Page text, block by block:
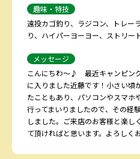
趣味・特技
遠投カゴ釣り、ラジコン、トレー
り、ハイパーヨーヨー、ストリー
メッセージ
こんにちわ〜♪ 最近キャンピン
に入りました近藤です！小さい頃
たこともあり、パソコンやスマホ
行ってまいりましたので、その経
しました。ご来店のお客様と楽
て頂ければと思います。よろしく